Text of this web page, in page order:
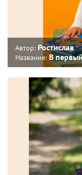
Автор: Ростислав
Название: В